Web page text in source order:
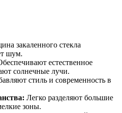
закаленного стекла
шум.
естественное
солнечные лучи.
стиль и современность в
Легко разделяют большие
зоны.